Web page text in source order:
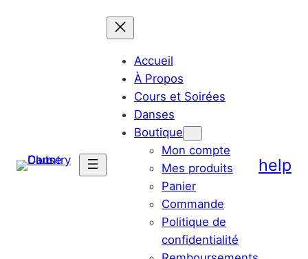
Accueil
À Propos
Cours et Soirées
Danses
Boutique
Mon compte
Mes produits
Panier
Commande
Politique de
confidentialité
help